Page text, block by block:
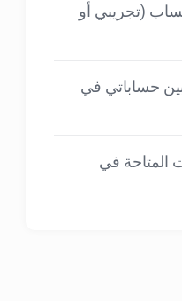
(تجريبي أو
حساباتي في
المتاحة في